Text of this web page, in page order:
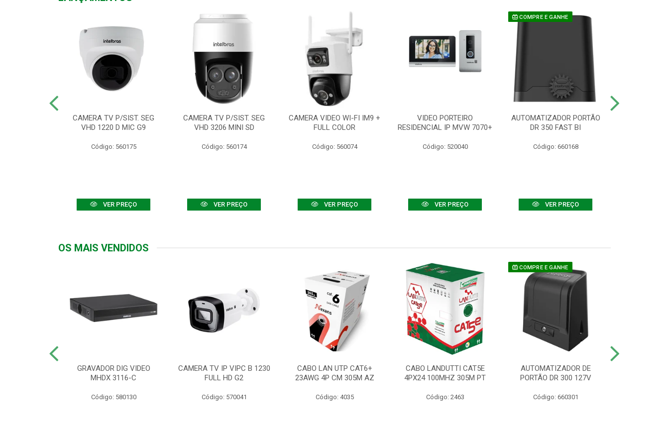
CAMERA TV P/SIST. SEG
VHD 1220 D MIC G9
Código: 560175
VER PREÇO
CAMERA TV P/SIST. SEG
VHD 3206 MINI SD
Código: 560174
VER PREÇO
CAMERA VIDEO WI-FI IM9 +
FULL COLOR
Código: 560074
VER PREÇO
VIDEO PORTEIRO
RESIDENCIAL IP MVW 7070+
Código: 520040
VER PREÇO
COMPRE E GANHE
AUTOMATIZADOR PORTÃO
DR 350 FAST BI
Código: 660168
VER PREÇO
OS MAIS VENDIDOS
GRAVADOR DIG VIDEO
MHDX 3116-C
Código: 580130
CAMERA TV IP VIPC B 1230
FULL HD G2
Código: 570041
CABO LAN UTP CAT6+
23AWG 4P CM 305M AZ
Código: 4035
CABO LANDUTTI CAT5E
4PX24 100MHZ 305M PT
Código: 2463
COMPRE E GANHE
AUTOMATIZADOR DE
PORTÃO DR 300 127V
Código: 660301